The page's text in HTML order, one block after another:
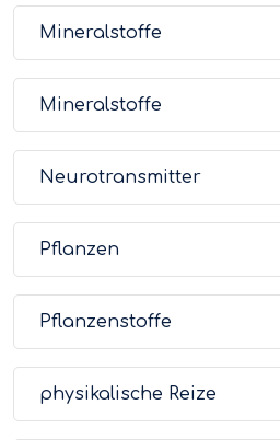
Mineralstoffe
Mineralstoffe
Neurotransmitter
Pflanzen
Pflanzenstoffe
physikalische Reize